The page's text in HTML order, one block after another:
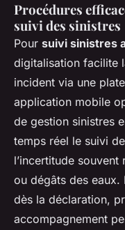
Procédures
suivi des sinistres
Pour suivi sinistres
digitalisation facilite
incident via une
application mobile
de gestion sinistres
temps réel le suivi
l’incertitude souvent
ou dégâts des eaux.
dès la déclaration,
accompagnement